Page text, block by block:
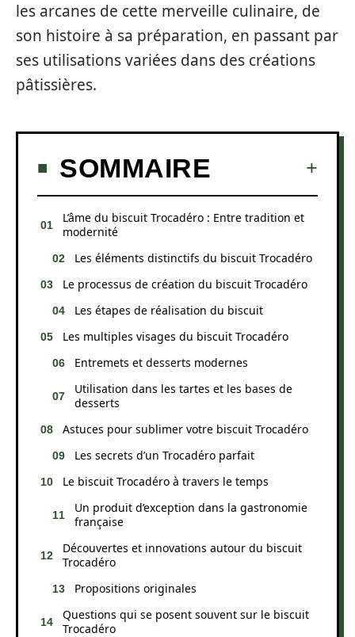
les arcanes de cette merveille culinaire, de
son histoire à sa préparation, en passant par
ses utilisations variées dans des créations
pâtissières.
SOMMAIRE
L’âme du biscuit Trocadéro : Entre tradition et
modernité
Les éléments distinctifs du biscuit Trocadéro
Le processus de création du biscuit Trocadéro
Les étapes de réalisation du biscuit
Les multiples visages du biscuit Trocadéro
Entremets et desserts modernes
Utilisation dans les tartes et les bases de
desserts
Astuces pour sublimer votre biscuit Trocadéro
Les secrets d’un Trocadéro parfait
Le biscuit Trocadéro à travers le temps
Un produit d’exception dans la gastronomie
française
Découvertes et innovations autour du biscuit
Trocadéro
Propositions originales
Questions qui se posent souvent sur le biscuit
Trocadéro